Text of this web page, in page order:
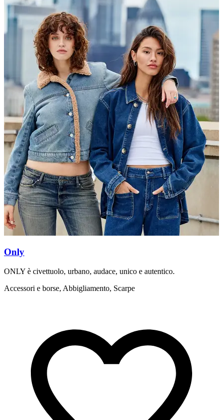
Only
ONLY è civettuolo, urbano, audace, unico e autentico.
Accessori e borse, Abbigliamento, Scarpe